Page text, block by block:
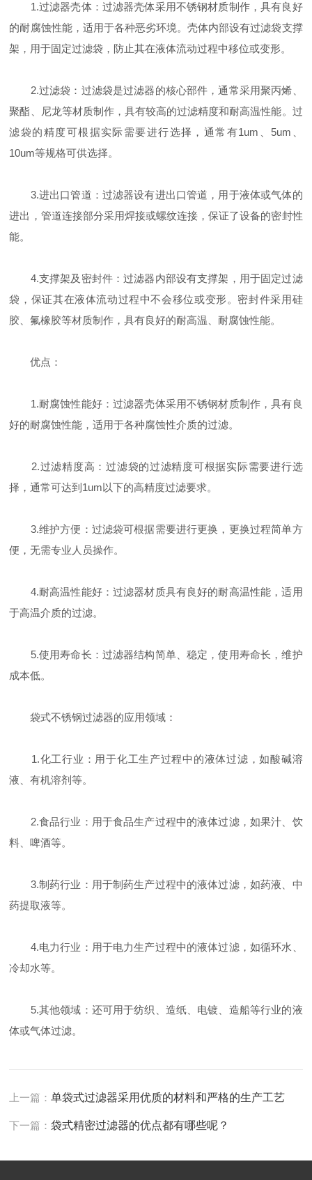
1.过滤器壳体：过滤器壳体采用不锈钢材质制作，具有良好
的耐腐蚀性能，适用于各种恶劣环境。壳体内部设有过滤袋支撑
架，用于固定过滤袋，防止其在液体流动过程中移位或变形。
2.过滤袋：过滤袋是过滤器的核心部件，通常采用聚丙烯、
聚酯、尼龙等材质制作，具有较高的过滤精度和耐高温性能。过
滤袋的精度可根据实际需要进行选择，通常有1um、5um、
10um等规格可供选择。
3.进出口管道：过滤器设有进出口管道，用于液体或气体的
进出，管道连接部分采用焊接或螺纹连接，保证了设备的密封性
能。
4.支撑架及密封件：过滤器内部设有支撑架，用于固定过滤
袋，保证其在液体流动过程中不会移位或变形。密封件采用硅
胶、氟橡胶等材质制作，具有良好的耐高温、耐腐蚀性能。
优点：
1.耐腐蚀性能好：过滤器壳体采用不锈钢材质制作，具有良
好的耐腐蚀性能，适用于各种腐蚀性介质的过滤。
2.过滤精度高：过滤袋的过滤精度可根据实际需要进行选
择，通常可达到1um以下的高精度过滤要求。
3.维护方便：过滤袋可根据需要进行更换，更换过程简单方
便，无需专业人员操作。
4.耐高温性能好：过滤器材质具有良好的耐高温性能，适用
于高温介质的过滤。
5.使用寿命长：过滤器结构简单、稳定，使用寿命长，维护
成本低。
袋式不锈钢过滤器的应用领域：
1.化工行业：用于化工生产过程中的液体过滤，如酸碱溶
液、有机溶剂等。
2.食品行业：用于食品生产过程中的液体过滤，如果汁、饮
料、啤酒等。
3.制药行业：用于制药生产过程中的液体过滤，如药液、中
药提取液等。
4.电力行业：用于电力生产过程中的液体过滤，如循环水、
冷却水等。
5.其他领域：还可用于纺织、造纸、电镀、造船等行业的液
体或气体过滤。
上一篇：单袋式过滤器采用优质的材料和严格的生产工艺
下一篇：袋式精密过滤器的优点都有哪些呢？